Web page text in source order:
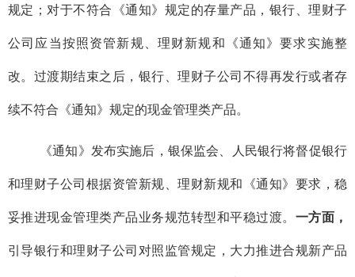
规定；对于不符合《通知》规定的存量产品，银行、理财子
公司应当按照资管新规、理财新规和《通知》要求实施整
改。过渡期结束之后，银行、理财子公司不得再发行或者存
续不符合《通知》规定的现金管理类产品。
《通知》发布实施后，银保监会、人民银行将督促银行
和理财子公司根据资管新规、理财新规和《通知》要求，稳
妥推进现金管理类产品业务规范转型和平稳过渡。 一方面，
引导银行和理财子公司对照监管规定，大力推进合规新产品